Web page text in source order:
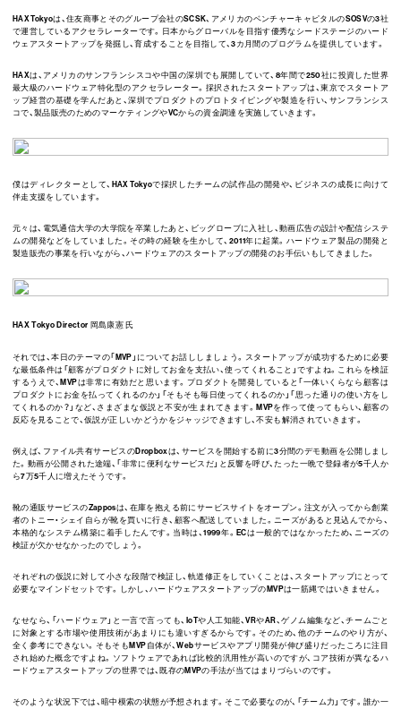
HAX Tokyoは、住友商事とそのグループ会社のSCSK、アメリカのベンチャーキャピタルのSOSVの3社
で運営しているアクセラレーターです。日本からグローバルを目指す優秀なシードステージのハード
ウェアスタートアップを発掘し、育成することを目指して、3カ月間のプログラムを提供しています。
HAXは、アメリカのサンフランシスコや中国の深圳でも展開していて、8年間で250社に投資した世界
最大級のハードウェア特化型のアクセラレーター。採択されたスタートアップは、東京でスタートア
ップ経営の基礎を学んだあと、深圳でプロダクトのプロトタイピングや製造を行い、サンフランシス
コで、製品販売のためのマーケティングやVCからの資金調達を実施していきます。
僕はディレクターとして、HAX Tokyoで採択したチームの試作品の開発や、ビジネスの成長に向けて
伴走支援をしています。
元々は、電気通信大学の大学院を卒業したあと、ビッグローブに入社し、動画広告の設計や配信システ
ムの開発などをしていました。その時の経験を生かして、2011年に起業。ハードウェア製品の開発と
製造販売の事業を行いながら、ハードウェアのスタートアップの開発のお手伝いもしてきました。
HAX Tokyo Director 岡島康憲 氏
それでは、本日のテーマの「MVP」についてお話ししましょう。スタートアップが成功するために必要
な最低条件は「顧客がプロダクトに対してお金を支払い、使ってくれること」ですよね。これらを検証
するうえで、MVPは非常に有効だと思います。プロダクトを開発していると「一体いくらなら顧客は
プロダクトにお金を払ってくれるのか」「そもそも毎日使ってくれるのか」「思った通りの使い方をし
てくれるのか？」など、さまざまな仮説と不安が生まれてきます。MVPを作って使ってもらい、顧客の
反応を見ることで、仮説が正しいかどうかをジャッジできますし、不安も解消されていきます。
例えば、ファイル共有サービスのDropboxは、サービスを開始する前に3分間のデモ動画を公開しまし
た。動画が公開された途端、「非常に便利なサービスだ」と反響を呼び、たった一晩で登録者が5千人か
ら7万5千人に増えたそうです。
靴の通販サービスのZapposは、在庫を抱える前にサービスサイトをオープン。注文が入ってから創業
者のトニー・シェイ自らが靴を買いに行き、顧客へ配送していました。ニーズがあると見込んでから、
本格的なシステム構築に着手したんです。当時は、1999年。ECは一般的ではなかったため、ニーズの
検証が欠かせなかったのでしょう。
それぞれの仮説に対して小さな段階で検証し、軌道修正をしていくことは、スタートアップにとって
必要なマインドセットです。しかし、ハードウェアスタートアップのMVPは一筋縄ではいきません。
なせなら、「ハードウェア」と一言で言っても、IoTや人工知能、VRやAR、ゲノム編集など、チームごと
に対象とする市場や使用技術があまりにも違いすぎるからです。そのため、他のチームのやり方が、
全く参考にできない。そもそもMVP自体が、Webサービスやアプリ開発が伸び盛りだったころに注目
され始めた概念ですよね。ソフトウェアであれば比較的汎用性が高いのですが、コア技術が異なるハ
ードウェアスタートアップの世界では、既存のMVPの手法が当てはまりづらいのです。
そのような状況下では、暗中模索の状態が予想されます。そこで必要なのが、「チーム力」です。誰か一